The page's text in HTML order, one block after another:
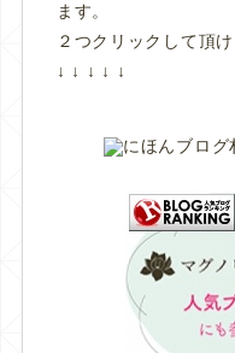
ます。
２つクリックして頂
↓ ↓ ↓ ↓ ↓